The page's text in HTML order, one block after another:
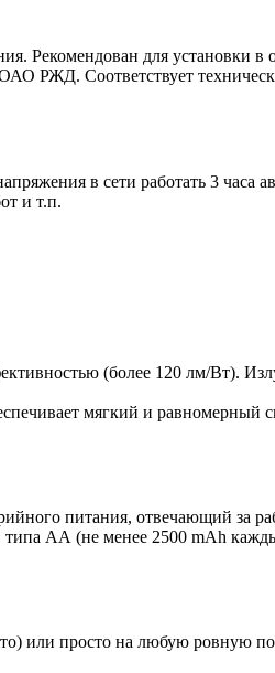
Рекомендован для установки в
РЖД. Соответствует
в сети работать 3 часа
и т.п.
(более 120 лм/Вт).
мягкий и равномерный
питания, отвечающий за
типа АА (не менее 2500 mAh
или просто на любую ровную